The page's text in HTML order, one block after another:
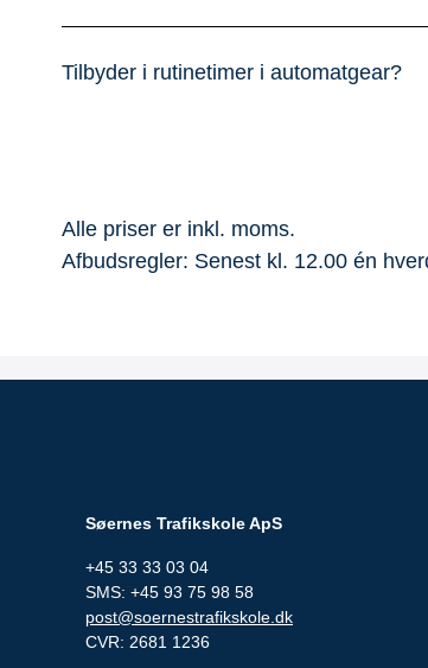
Tilbyder i rutinetimer i automatgear?
Alle priser er inkl. moms.
Afbudsregler: Senest kl. 12.00 én
Søernes Trafikskole ApS
+45 33 33 03 04
SMS: +45 93 75 98 58
post@soernestrafikskole.dk
CVR: 2681 1236